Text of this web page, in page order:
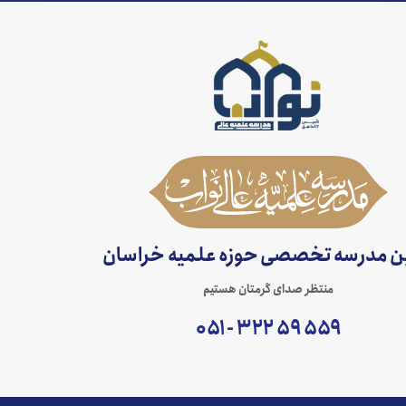
مدرسه تخصصی حوزه علمیه خراسان
منتظر صدای گرمتان هستیم
۵۵۹ ۵۹ ۳۲۲ - ۰۵۱